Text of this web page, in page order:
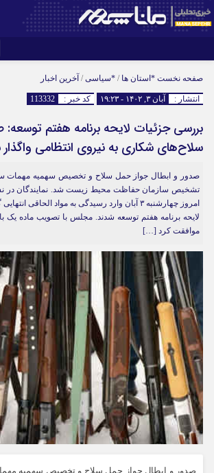
اینستاگرام
سروش
ایتا
آپارات
رمز عبور
مرا به خاطر بسپار
صفحه نخست *استان ها / *سیاسی/ آخرین اخبار
انتشار : آبان ۳, ۱۴۰۲ - ۱۹:۲۳ کد خبر : 113332
بررسی جزئیات لایحه برنامه هفتم
سلاح‌های شکاری به نیروی انتظامی
صدور و ابطال جواز حمل سلاح و تخصیص سهمیه
تشخیص سازمان حفاظت محیط زیست شد. نمایندگان در
امروز چهارشنبه ۳ آبان وارد رسیدگی به مواد
لایحه برنامه هفتم توسعه شدند. مجلس با تصویب ماده
موافقت کرد […]
صدور و ابطال جواز حمل سلاح و تخصیص سهمیه